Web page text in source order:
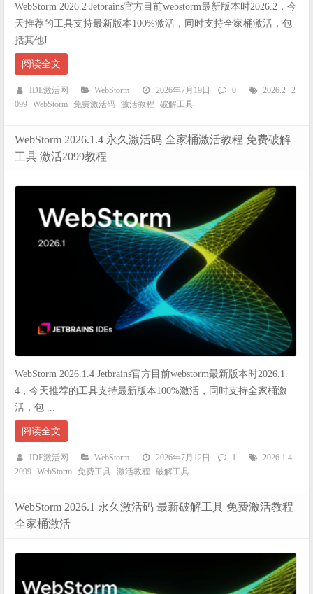
WebStorm 2026.2 Jetbrains官方目前webstorm最新版本时2026.2，今
天推荐的工具支持最新版本100%激活，同时支持全家桶激活，包
括其他I ...
阅读全文
IDE激活网 WebStorm 2026年7月19日 0 2026.2
2
099 WebStorm 免费激活码 激活教程 破解工具
WebStorm 2026.1.4 永久激活码 全家桶激活教程 免费破解
工具 激活2099教程
WebStorm 2026.1.4 Jetbrains官方目前webstorm最新版本时2026.1.
4，今天推荐的工具支持最新版本100%激活，同时支持全家桶激
活，包 ...
阅读全文
IDE激活网 WebStorm 2026年7月12日 1
2026.1.4
2099 WebStorm 免费工具 激活教程 破解工具
WebStorm 2026.1 永久激活码 最新破解工具 免费激活教程
全家桶激活